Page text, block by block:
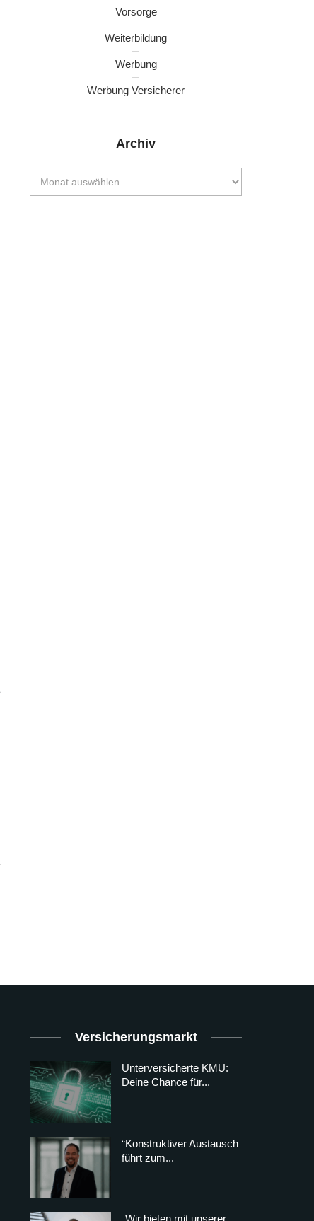
Vorsorge
Weiterbildung
Werbung
Werbung Versicherer
Archiv
Versicherungsmarkt
Unterversicherte KMU:
Deine Chance für...
“Konstruktiver Austausch
führt zum...
„Wir bieten mit unserer